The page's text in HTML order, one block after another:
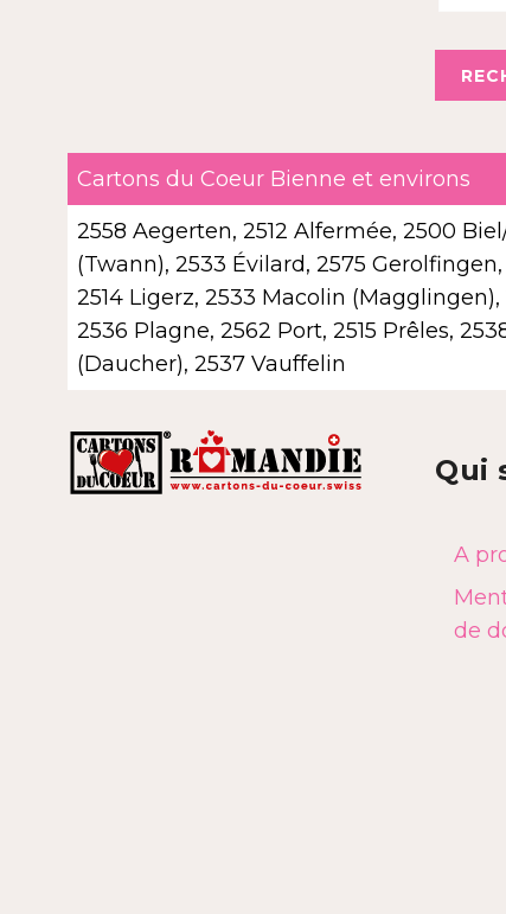
Cartons du Coeur Bienne et environs
2558 Aegerten, 2512 Alfermée, 2500
(Twann), 2533 Évilard, 2575
2514 Ligerz, 2533 Macolin
2536 Plagne, 2562 Port, 2515 Prêles,
(Daucher), 2537 Vauffelin
Qui
A
de